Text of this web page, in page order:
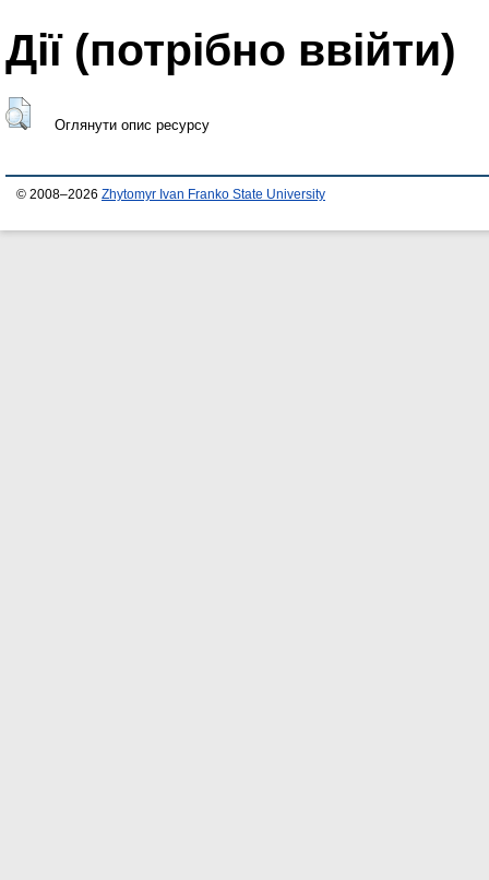
Дії ​​(потрібно ввійти)
Оглянути опис ресурсу
© 2008–2026 Zhytomyr Ivan Franko State University